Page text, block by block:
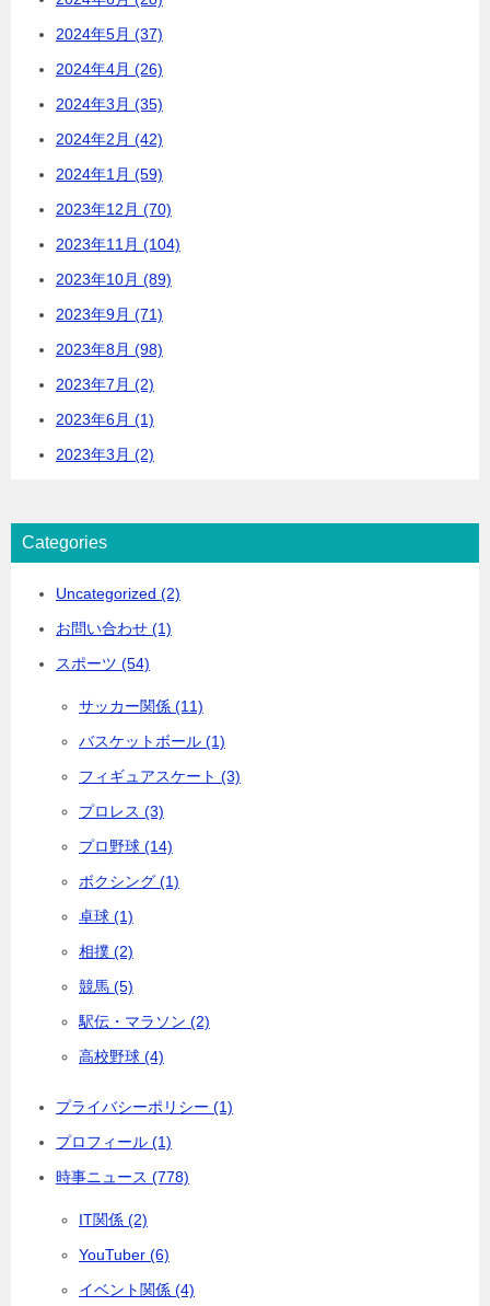
2024年5月 (37)
2024年4月 (26)
2024年3月 (35)
2024年2月 (42)
2024年1月 (59)
2023年12月 (70)
2023年11月 (104)
2023年10月 (89)
2023年9月 (71)
2023年8月 (98)
2023年7月 (2)
2023年6月 (1)
2023年3月 (2)
Categories
Uncategorized (2)
お問い合わせ (1)
スポーツ (54)
サッカー関係 (11)
バスケットボール (1)
フィギュアスケート (3)
プロレス (3)
プロ野球 (14)
ボクシング (1)
卓球 (1)
相撲 (2)
競馬 (5)
駅伝・マラソン (2)
高校野球 (4)
プライバシーポリシー (1)
プロフィール (1)
時事ニュース (778)
IT関係 (2)
YouTuber (6)
イベント関係 (4)